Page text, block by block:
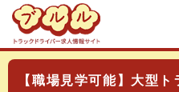
【職場見学可能】大型